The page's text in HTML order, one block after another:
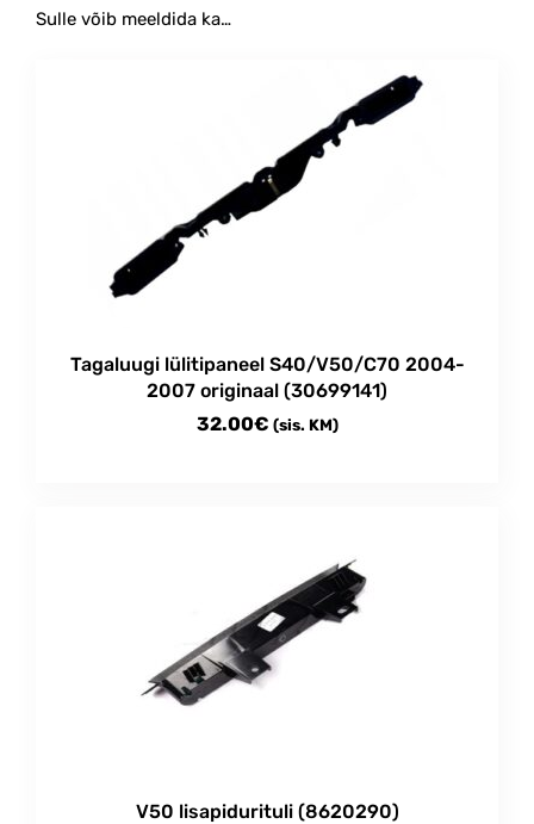
Sulle võib meeldida ka…
Tagaluugi lülitipaneel S40/V50/C70 2004-
2007 originaal (30699141)
32.00€ (sis. KM)
V50 lisapidurituli (8620290)